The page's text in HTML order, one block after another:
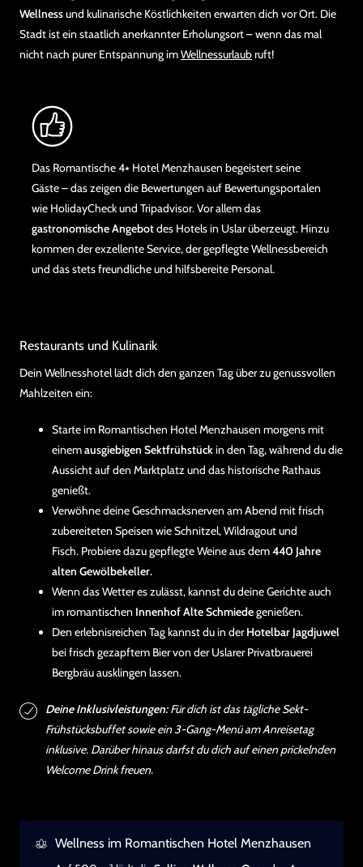
Wellnessund kulinarische Köstlichkeiten erwarten dich vor Ort. Die
Stadt ist ein staatlich anerkannter Erholungsort – wenn das mal
nicht nach purer Entspannung imWellnessurlaubruft!
Das Romantische 4⭑ Hotel Menzhausen begeistert seine
Gäste – das zeigen die Bewertungen auf Bewertungsportalen
wie HolidayCheck und Tripadvisor. Vor allem das
gastronomische Angebotdes Hotels in Uslar überzeugt. Hinzu
kommen der exzellente Service, der gepflegte Wellnessbereich
und das stets freundliche und hilfsbereite Personal.
Restaurants und Kulinarik
Dein Wellnesshotel lädt dich den ganzen Tag über zu genussvollen
Mahlzeiten ein:
Starte im Romantischen Hotel Menzhausen morgens mit
einemausgiebigen Sektfrühstückin den Tag, während du die
Aussicht auf den Marktplatz und das historische Rathaus
genießt.
Verwöhne deine Geschmacksnerven am Abend mit frisch
zubereiteten Speisen wie Schnitzel, Wildragout und
Fisch. Probiere dazu gepflegte Weine aus dem440 Jahre
alten Gewölbekeller.
Wenn das Wetter es zulässt, kannst du deine Gerichte auch
im romantischen Innenhof Alte Schmiedegenießen.
Den erlebnisreichen Tag kannst du in derHotelbar Jagdjuwel
bei frisch gezapftem Bier von der Uslarer Privatbrauerei
Bergbräu ausklingen lassen.
Deine Inklusivleistungen:Für dich ist das tägliche Sekt-
Frühstücksbuffet sowie ein 3-Gang-Menü am Anreisetag
inklusive. Darüber hinaus darfst du dich auf einen prickelnden
Welcome Drink freuen.
Wellness im Romantischen Hotel Menzhausen